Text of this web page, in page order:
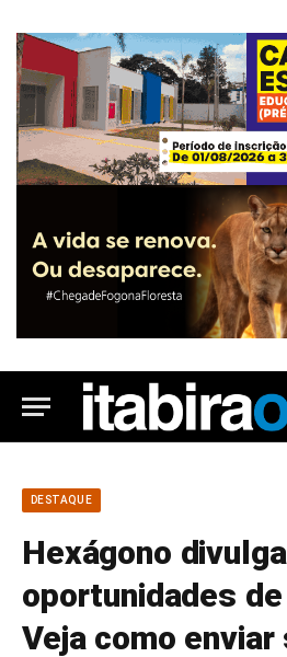
DESTAQUE
Hexágono
oportunidades
Veja como enviar